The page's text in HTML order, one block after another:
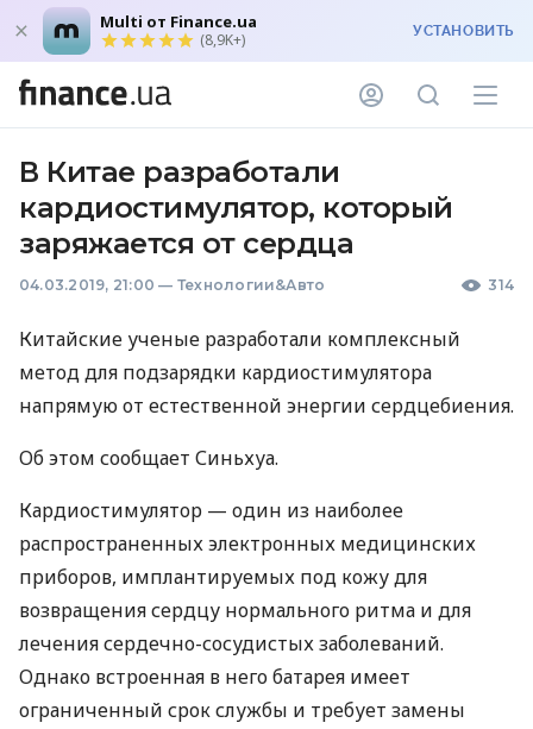
Multi от Finance.ua
(8,9K+) УСТАНОВИТЬ
В Китае разработали
кардиостимулятор, который
заряжается от сердца
04.03.2019, 21:00 — Технологии&Авто 314
Китайские ученые разработали комплексный
метод для подзарядки кардиостимулятора
напрямую от естественной энергии сердцебиения.
Об этом сообщает Синьхуа.
Кардиостимулятор — один из наиболее
распространенных электронных медицинских
приборов, имплантируемых под кожу для
возвращения сердцу нормального ритма и для
лечения сердечно-сосудистых заболеваний.
Однако встроенная в него батарея имеет
ограниченный срок службы и требует замены